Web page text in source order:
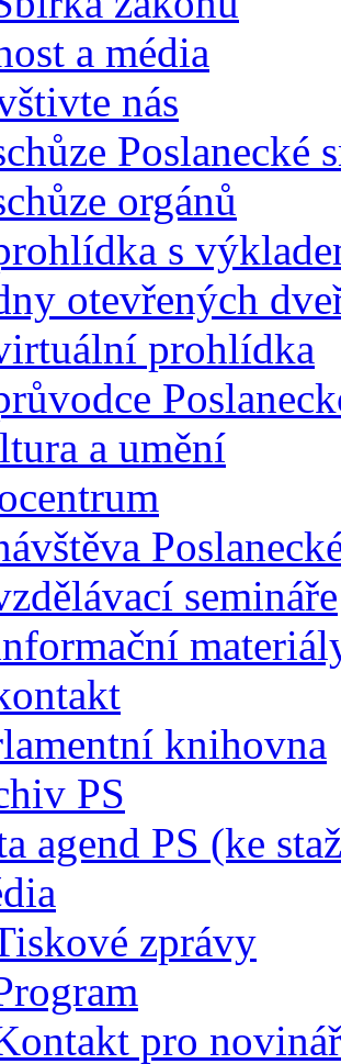
a média
nás
Poslanecké
orgánů
s
otevřených
prohlídka
a umění
semináře
knihovna
PS
agend PS (ke
zprávy
pro